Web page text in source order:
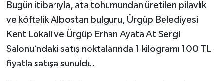
Bugün itibarıyla, ata tohumundan üretilen pilavlık
ve köftelik Albostan bulguru, Ürgüp Belediyesi
Kent Lokali ve Ürgüp Erhan Ayata At Sergi
Salonu’ndaki satış noktalarında 1 kilogramı 100 TL
fiyatla satışa sunuldu.